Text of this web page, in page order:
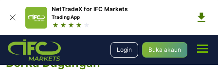
NetTradeX for IFC Markets
Trading App
Login Buka akaun
Analisis Berita Dagangan
Berita Dagangan